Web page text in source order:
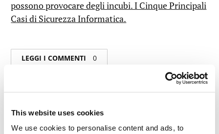
This website uses cookies
We use cookies to personalise content and ads, to
possono provocare degli incubi. I Cinque Principali
Casi di Sicurezza Informatica.
LEGGI I COMMENTI 0